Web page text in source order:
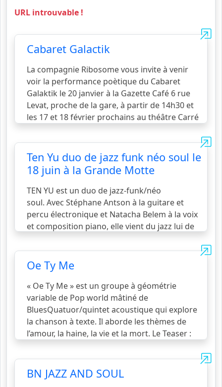
URL introuvable !
Cabaret Galactik
La compagnie Ribosome vous invite à venir
voir la performance poètique du Cabaret
Galaktik le 20 janvier à la Gazette Café 6 rue
Levat, proche de la gare, à partir de 14h30 et
les 17 et 18 février prochains au théâtre Carré
cabaret-galaktik/ Créé et interprété par
Natacha Belem Devesa. Un spectacle
poètique pour tous publics qui invite les
auditeurs spectateurs &voir la suite...
Ten Yu duo de jazz funk néo soul le
18 juin à la Grande Motte
TEN YU est un duo de jazz-funk/néo
soul. Avec Stéphane Antson à la guitare et
percu électronique et Natacha Belem à la voix
et composition piano, elle vient du jazz lui de
soul de Ten yu.voir la suite...
Oe Ty Me
« Oe Ty Me » est un groupe à géométrie
variable de Pop world mâtiné de
BluesQuatuor/quintet acoustique qui explore
la chanson à texte. Il aborde les thèmes de
l’amour, la haine, la vie et la mort. Le Teaser :
meneuse de la bande, Natacha Belem autrice
et compositrice est accompagnée de Pierre
Tisseyre guitariste, interprète de musique esp
BN JAZZ AND SOUL